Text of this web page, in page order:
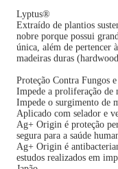
Lyptus®
Extraído de plantios
nobre porque possui
única, além de pertencer
madeiras duras
Proteção Contra Fungos
Impede a proliferação de
Impede o surgimento de
Aplicado com selador e
Ag+ Origin é proteção
segura para a saúde
Ag+ Origin é
estudos realizados em